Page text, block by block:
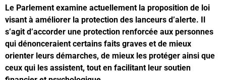
Le Parlement examine actuellement la proposition de loi
visant à améliorer la protection des lanceurs d’alerte. Il
s’agit d’accorder une protection renforcée aux personnes
qui dénonceraient certains faits graves et de mieux
orienter leurs démarches, de mieux les protéger ainsi que
ceux qui les assistent, tout en facilitant leur soutien